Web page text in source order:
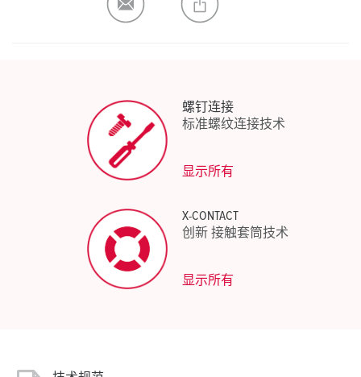
生成新清单
螺钉连接
标准螺纹连接技术
显示所有
X-CONTACT
创新 接触套筒技术
显示所有